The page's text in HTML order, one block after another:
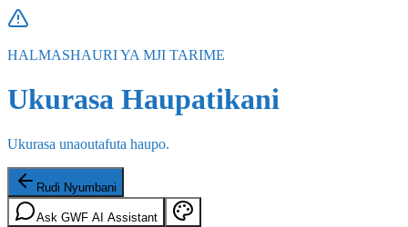
HALMASHAURI YA MJI TARIME
Ukurasa Haupatikani
Ukurasa unaoutafuta haupo.
Rudi Nyumbani
Ask GWF AI Assistant